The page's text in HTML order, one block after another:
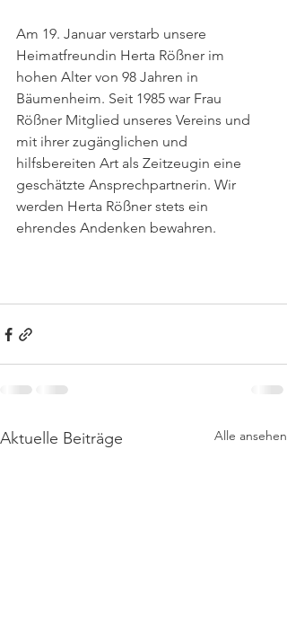
Am 19. Januar verstarb unsere
Heimatfreundin Herta Rößner im
hohen Alter von 98 Jahren in
Bäumenheim. Seit 1985 war Frau
Rößner Mitglied unseres Vereins und
mit ihrer zugänglichen und
hilfsbereiten Art als Zeitzeugin eine
geschätzte Ansprechpartnerin. Wir
werden Herta Rößner stets ein
ehrendes Andenken bewahren.
Aktuelle Beiträge Alle ansehen